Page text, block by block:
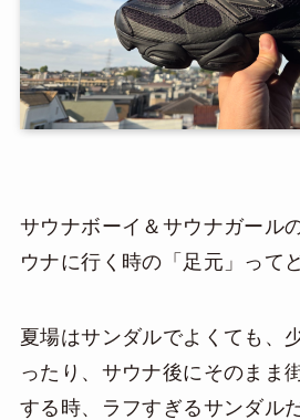
サウナボーイ＆サウナガール
ウナに行く時の「足元」って
夏場はサンダルでよくても、
ったり、サウナ後にそのまま
する時、ラフすぎるサンダル